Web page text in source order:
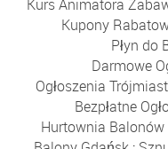
Kurs Animatora
Kupony
Płyn do
Darmowe
Ogłoszenia
Bezpłatne
Hurtownia Balonów